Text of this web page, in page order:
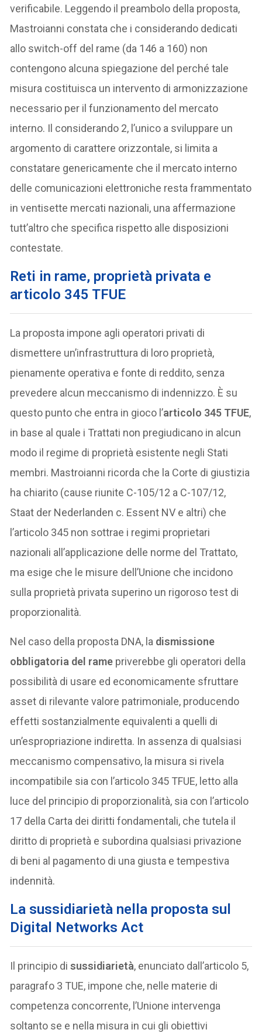
verificabile. Leggendo il preambolo della proposta,
Mastroianni constata che i considerando dedicati
allo switch-off del rame (da 146 a 160) non
contengono alcuna spiegazione del perché tale
misura costituisca un intervento di armonizzazione
necessario per il funzionamento del mercato
interno. Il considerando 2, l’unico a sviluppare un
argomento di carattere orizzontale, si limita a
constatare genericamente che il mercato interno
delle comunicazioni elettroniche resta frammentato
in ventisette mercati nazionali, una affermazione
tutt’altro che specifica rispetto alle disposizioni
contestate.
Reti in rame, proprietà privata e
articolo 345 TFUE
La proposta impone agli operatori privati di
dismettere un’infrastruttura di loro proprietà,
pienamente operativa e fonte di reddito, senza
prevedere alcun meccanismo di indennizzo. È su
questo punto che entra in gioco l’articolo 345 TFUE,
in base al quale i Trattati non pregiudicano in alcun
modo il regime di proprietà esistente negli Stati
membri. Mastroianni ricorda che la Corte di giustizia
ha chiarito (cause riunite C-105/12 a C-107/12,
Staat der Nederlanden c. Essent NV e altri) che
l’articolo 345 non sottrae i regimi proprietari
nazionali all’applicazione delle norme del Trattato,
ma esige che le misure dell’Unione che incidono
sulla proprietà privata superino un rigoroso test di
proporzionalità.
Nel caso della proposta DNA, la dismissione
obbligatoria del rame priverebbe gli operatori della
possibilità di usare ed economicamente sfruttare
asset di rilevante valore patrimoniale, producendo
effetti sostanzialmente equivalenti a quelli di
un’espropriazione indiretta. In assenza di qualsiasi
meccanismo compensativo, la misura si rivela
incompatibile sia con l’articolo 345 TFUE, letto alla
luce del principio di proporzionalità, sia con l’articolo
17 della Carta dei diritti fondamentali, che tutela il
diritto di proprietà e subordina qualsiasi privazione
di beni al pagamento di una giusta e tempestiva
indennità.
La sussidiarietà nella proposta sul
Digital Networks Act
Il principio disussidiarietà, enunciato dall’articolo 5,
paragrafo 3 TUE, impone che, nelle materie di
competenza concorrente, l’Unione intervenga
soltanto se e nella misura in cui gli obiettivi